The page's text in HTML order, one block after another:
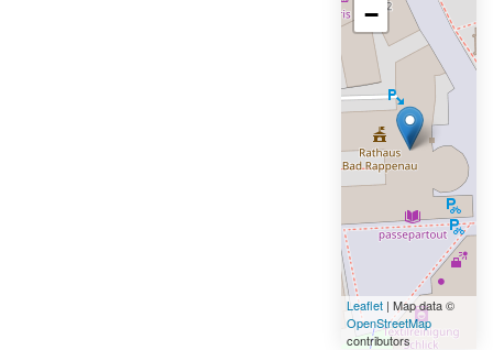
−
Leaflet| Map data ©
OpenStreetMap
contributors